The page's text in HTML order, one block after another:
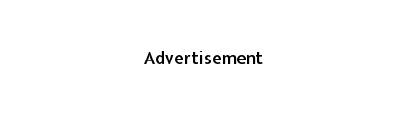
Advertisement